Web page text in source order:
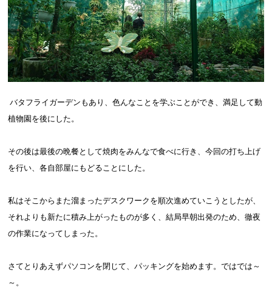
バタフライガーデンもあり、色んなことを学ぶことができ、満足して動
植物園を後にした。
その後は最後の晩餐として焼肉をみんなで食べに行き、今回の打ち上げ
を行い、各自部屋にもどることにした。
私はそこからまた溜まったデスクワークを順次進めていこうとしたが、
それよりも新たに積み上がったものが多く、結局早朝出発のため、徹夜
の作業になってしまった。
さてとりあえずパソコンを閉じて、パッキングを始めます。ではでは～
～。